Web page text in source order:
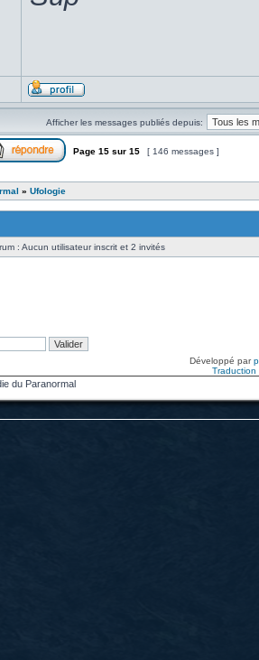
Afficher les messages publiés depuis:
Page 15 sur 15 [ 146 messages ]
» Ufologie
: Aucun utilisateur inscrit et 2 invités
Développé par
Traduction
du Paranormal